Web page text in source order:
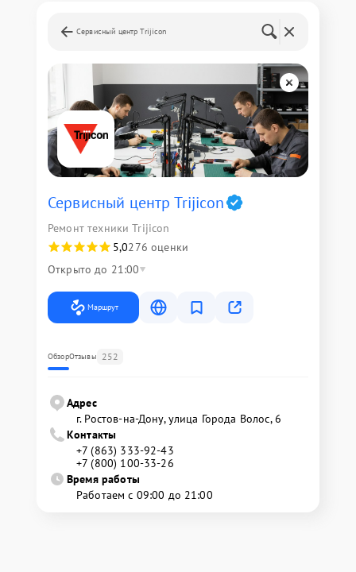
Сервисный центр Trijicon
Сервисный центр Trijicon
Ремонт техники Trijicon
5,0276 оценки
Открыто до 21:00
Маршрут
ОбзорОтзывы 252
Адрес
г. Ростов-на-Дону, улица Города Волос, 6
Контакты
+7 (863) 333-92-43
+7 (800) 100-33-26
Время работы
Работаем с 09:00 до 21:00